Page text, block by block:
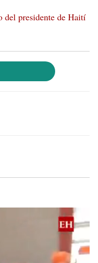
del presidente de Haití